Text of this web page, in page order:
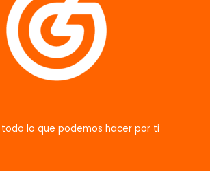
lo que podemos hacer por ti